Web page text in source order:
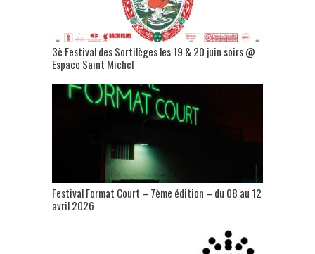
3è Festival des Sortilèges les 19 & 20 juin soirs @
Espace Saint Michel
Festival Format Court – 7ème édition – du 08 au 12
avril 2026